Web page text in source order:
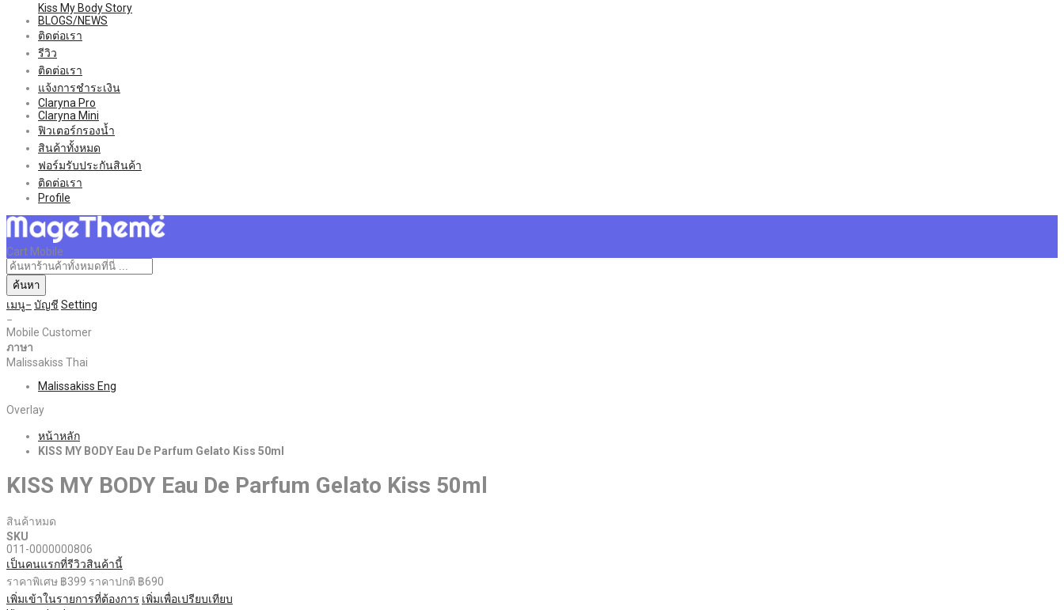
Kiss My Body Story
BLOGS/NEWS
ติดต่อเรา
รีวิว
ติดต่อเรา
แจ้งการชำระเงิน
Claryna Pro
Claryna Mini
ฟิวเตอร์กรองน้ำ
สินค้าทั้งหมด
ฟอร์มรับประกันสินค้า
ติดต่อเรา
Profile
Cart Mobile
ค้นหา
เมนู บัญชี Setting
Mobile Customer
ภาษา
Malissakiss Thai
Malissakiss Eng
Overlay
หน้าหลัก
KISS MY BODY Eau De Parfum Gelato Kiss 50ml
KISS MY BODY Eau De Parfum Gelato Kiss 50ml
สินค้าหมด
SKU
011-0000000806
เป็นคนแรกที่รีวิวสินค้านี้
ราคาพิเศษ ฿399 ราคาปกติ ฿690
เพิ่มเข้าในรายการที่ต้องการ เพิ่มเพื่อเปรียบเทียบ